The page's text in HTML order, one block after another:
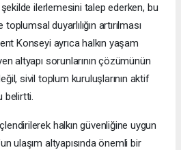
ilerlemesini talep ederken, bu
duyarlılığın artırılması
Konseyi ayrıca halkın yaşam
altyapı sorunlarının çözümünün
sivil toplum kuruluşlarının aktif
belirtti.
halkın güvenliğine uygun
ulaşım altyapısında önemli bir